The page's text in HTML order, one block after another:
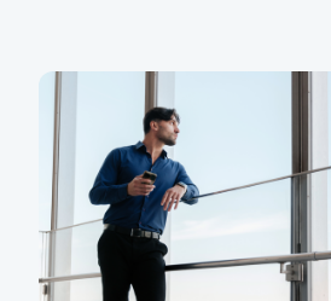
KB Portfolio –
V rámci KB Portfolia vám
investičních strategií, ze kterých
i odvážný investor. O vaše
profesionálové z Amundi a
bankovnictví. Novinkou je také